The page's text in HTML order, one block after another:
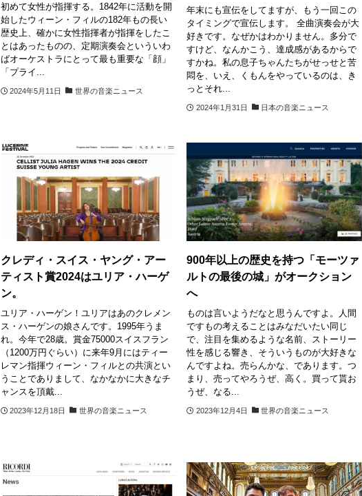
初めて女性が指揮する。1842年に活動を開
始したウィーン・フィルの182年もの長い
歴史上、確かに女性指揮者が指揮をしたこ
とはあったものの、定期演奏会といういわ
ばオーケストラにとって最も重要な「顔」
「プライ...
2024年5月11日 世界の音楽ニュース
年末にも宣伝をしてますが、もう一回この
タイミングで宣伝します。 全曲演奏会が大
好きです。なぜかはわかりません。多分で
すけど、なんかこう、達成感があるからで
すかね。私の息子ちゃんたちがせっせと苦
悶を、いえ、くもんをやっているのは、き
っとそれ...
2024年1月31日 日本の音楽ニュース
クレディ・スイス・ヤング・アー
ティスト賞2024はユリア・ハーゲ
ン。
ユリア・ハーゲン！ユリアはあのクレメン
ス・ハーゲンの娘さんです。1995年うま
れ。今年で28歳。賞金75000スイスフラン
（1200万円ぐらい）に来年9月にはティー
レマン指揮ウィーン・フィルとの共演とい
うことでありまして、なかなかに大きなチ
ャンスを頂戴...
2023年12月18日 世界の音楽ニュース
900年以上の歴史を持つ「モーツァ
ルトの最後の城」がオークション
へ
ものは言いようだなと思うんですよ。人間
ですもの考えることはみなだいたい同じ
で、注目を集めるような名前、ストーリー
性を感じる響き、そういうものが大好きな
んですよね。売らんかな、であります。つ
まり、売ってやろうぜ、高く。買って貰お
うぜ、なる...
2023年12月4日 世界の音楽ニュース